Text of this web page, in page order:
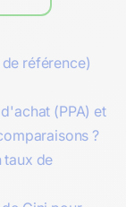
référence)
(PPA) et
?
taux de